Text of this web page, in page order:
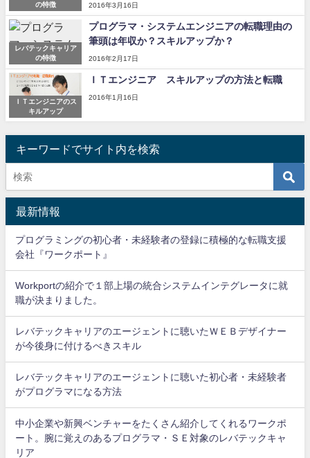
の特徴
2016年3月16日
レバテックキャリア
の特徴
プログラマ・システムエンジニアの転職理由の
筆頭は年収か？スキルアップか？
2016年2月17日
ＩＴエンジニアのス
キルアップ
ＩＴエンジニア スキルアップの方法と転職
2016年1月16日
キーワードでサイト内を検索
最新情報
プログラミングの初心者・未経験者の登録に積極的な転職支援
会社『ワークポート』
Workportの紹介で１部上場の統合システムインテグレータに就
職が決まりました。
レバテックキャリアのエージェントに聴いたＷＥＢデザイナー
が今後身に付けるべきスキル
レバテックキャリアのエージェントに聴いた初心者・未経験者
がプログラマになる方法
中小企業や新興ベンチャーをたくさん紹介してくれるワークポ
ート。腕に覚えのあるプログラマ・ＳＥ対象のレバテックキャ
リア